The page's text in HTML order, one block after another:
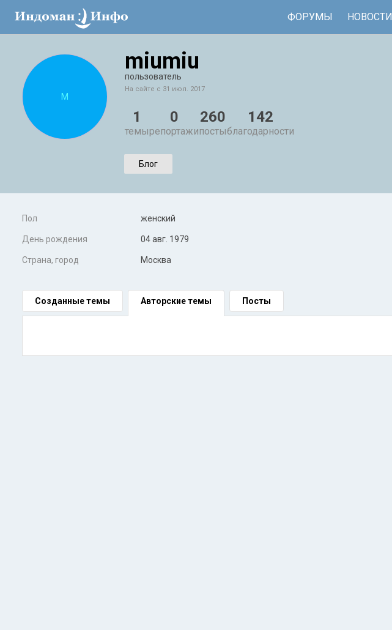
ФОРУМЫ НОВОСТИ
M
miumiu
пользователь
На сайте с 31 июл. 2017
1
темы
0
репортажи
260
посты
142
благодарности
Блог
Пол женский
День рождения 04 авг. 1979
Страна, город Москва
Созданные темы Авторские темы Посты